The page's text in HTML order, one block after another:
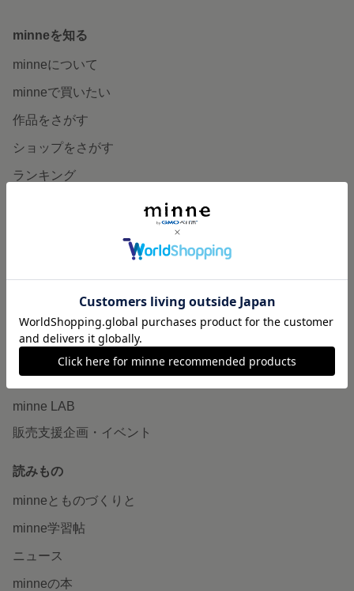
minneを知る
minneについて
minneで買いたい
作品をさがす
ショップをさがす
ランキング
ヴィンテージ販売
ダウンロード販売
minne LAB
販売支援企画・イベント
読みもの
minneとものづくりと
minne学習帖
ニュース
minneの本